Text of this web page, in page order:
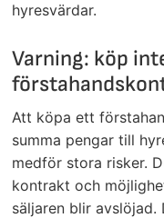
hyresvärdar.
Varning: köp
Att köpa ett
summa pengar till
medför stora risker.
kontrakt och
säljaren blir